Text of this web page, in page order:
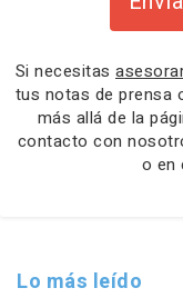
Si necesitas
tus notas de prensa
más allá de la
contacto con
o en
Lo más leído